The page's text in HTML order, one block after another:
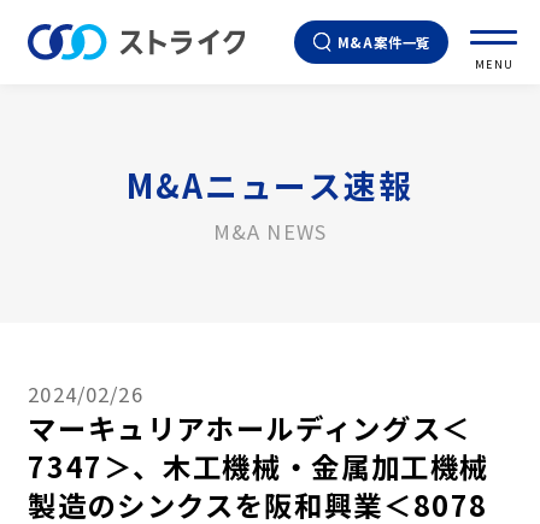
M&A案件一覧
MENU
M&Aニュース速報
M&A NEWS
2024/02/26
マーキュリアホールディングス＜
7347＞、木工機械・金属加工機械
製造のシンクスを阪和興業＜8078